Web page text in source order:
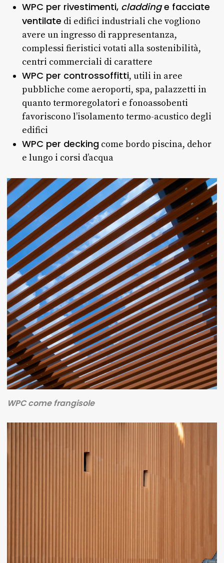
WPC per rivestimenti, claddinge facciate
ventilate di edifici industriali che vogliono
avere un ingresso di rappresentanza,
complessi fieristici votati alla sostenibilità,
centri commerciali di carattere
WPC per controssoffitti, utili in aree
pubbliche come aeroporti, spa, palazzetti in
quanto termoregolatori e fonoassobenti
favoriscono l’isolamento termo-acustico degli
edifici
WPC per deckingcome bordo piscina, dehor
e lungo i corsi d’acqua
WPC come frangisole